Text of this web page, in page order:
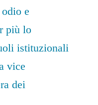
e
più lo
istituzionali
vice
dei